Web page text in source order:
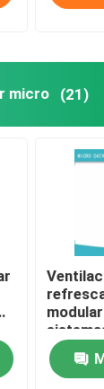
micro (21)
de la